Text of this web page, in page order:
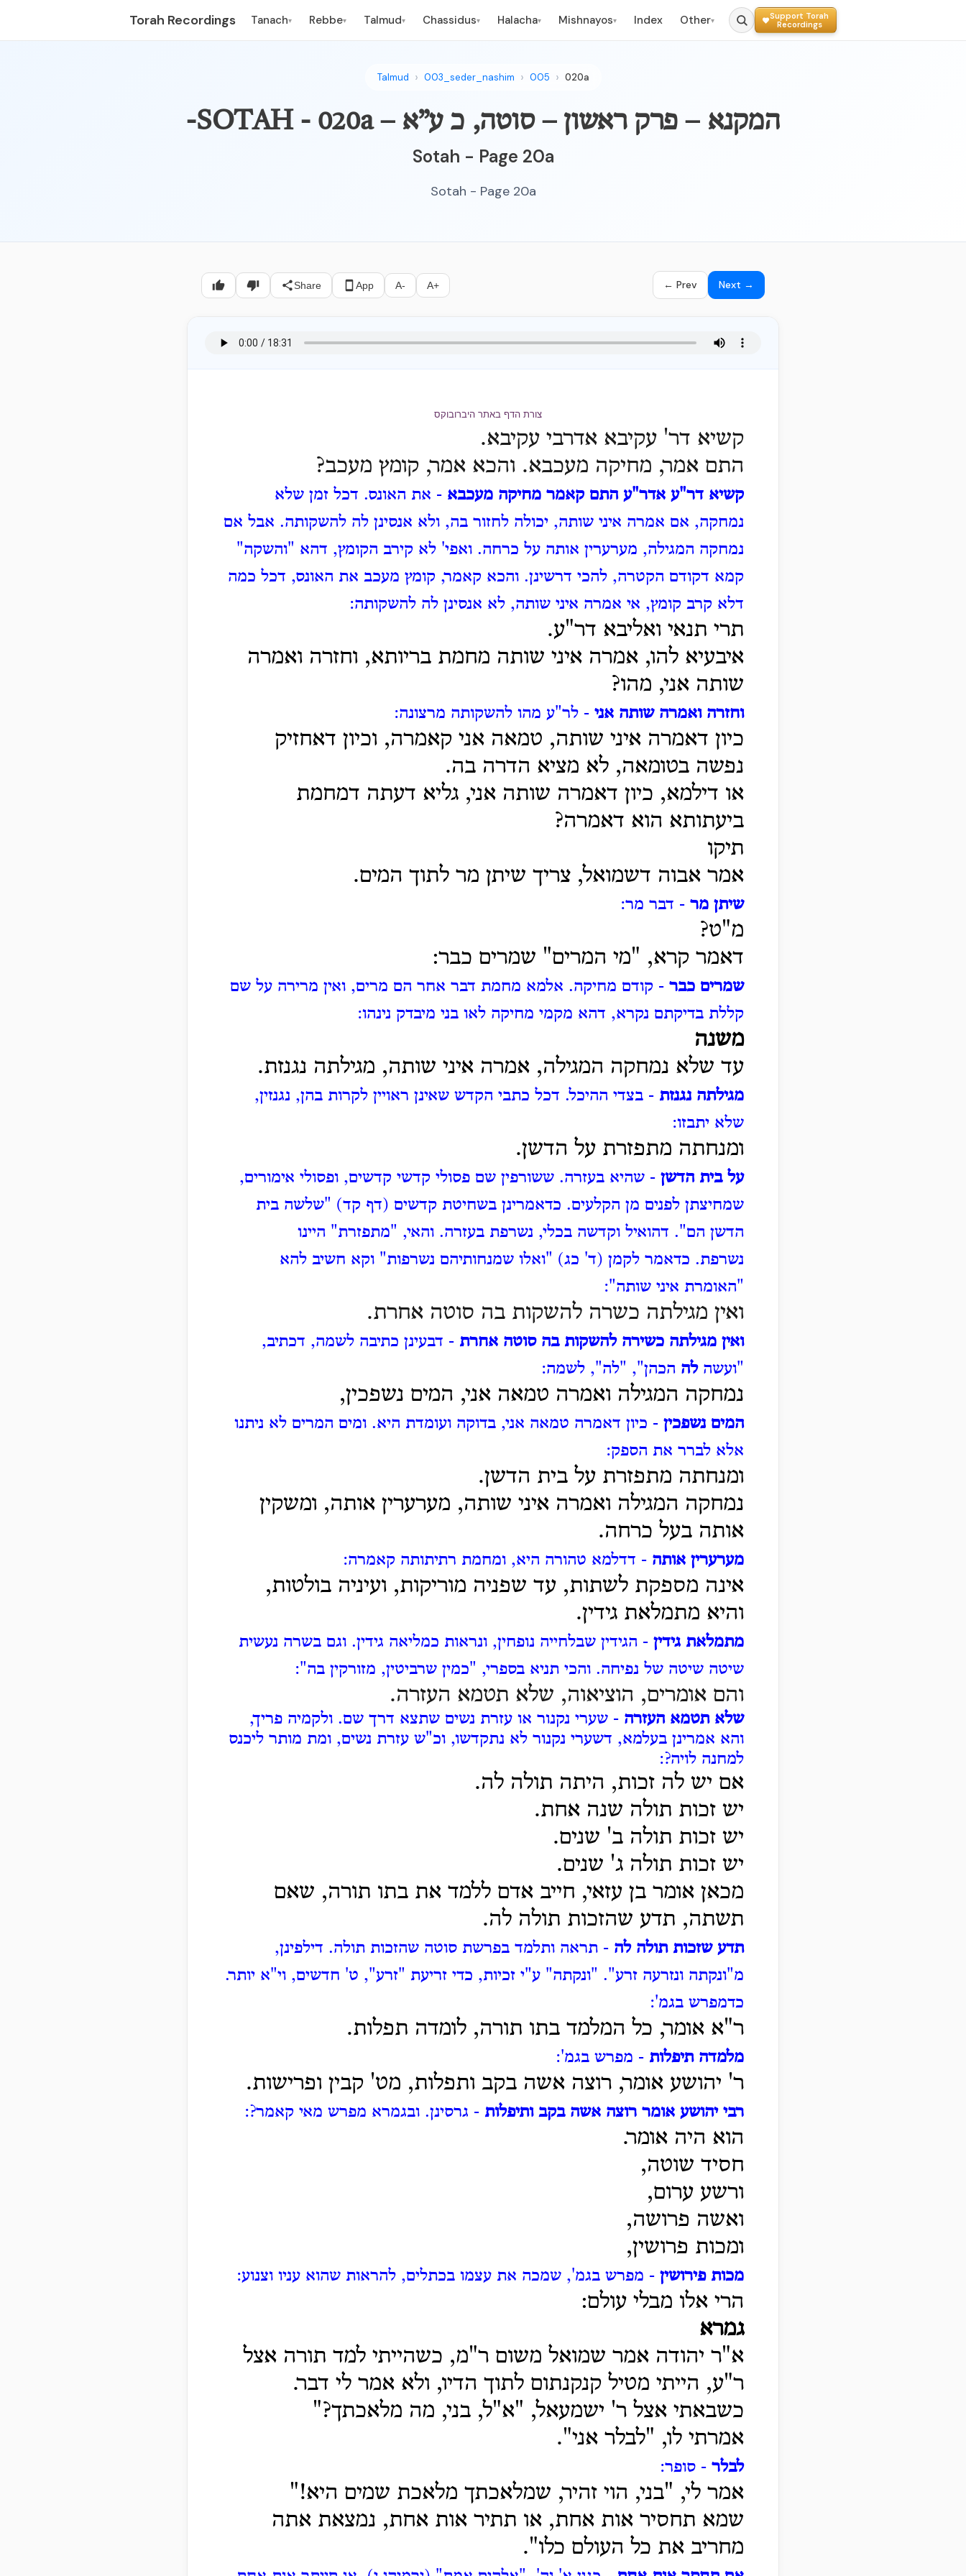
Torah Recordings Tanach▾ Rebbe▾ Talmud▾ Chassidus▾ Halacha▾ Mishnayos▾ Index Other▾
Support Torah
Recordings
Talmud 003_seder_nashim 005 020a
-SOTAH - 020a – המקנא – פרק ראשון – סוטה, כ ע”א
Sotah - Page 20a
Sotah - Page 20a
Share App A- A+ ← Prev Next →
צורת הדף באתר היברובוקס
קשיא דר' עקיבא אדרבי עקיבא.
התם אמר, מחיקה מעכבא. והכא אמר, קומץ מעכב?
קשיא דר"ע אדר"ע התם קאמר מחיקה מעכבא - את האונס. דכל זמן שלא
נמחקה, אם אמרה איני שותה, יכולה לחזור בה, ולא אנסינן לה להשקותה. אבל אם
נמחקה המגילה, מערערין אותה על כרחה. ואפי' לא קירב הקומץ, דהא "והשקה"
קמא דקודם הקטרה, להכי דרשינן. והכא קאמר, קומץ מעכב את האונס, דכל כמה
דלא קרב קומץ, אי אמרה איני שותה, לא אנסינן לה להשקותה:
תרי תנאי ואליבא דר"ע.
איבעיא להו, אמרה איני שותה מחמת בריותא, וחזרה ואמרה
שותה אני, מהו?
וחזרה ואמרה שותה אני - לר"ע מהו להשקותה מרצונה:
כיון דאמרה איני שותה, טמאה אני קאמרה, וכיון דאחזיק
נפשה בטומאה, לא מציא הדרה בה.
או דילמא, כיון דאמרה שותה אני, גליא דעתה דמחמת
ביעתותא הוא דאמרה?
תיקו
אמר אבוה דשמואל, צריך שיתן מר לתוך המים.
שיתן מר - דבר מר:
מ"ט?
דאמר קרא, "מי המרים" שמרים כבר:
שמרים כבר - קודם מחיקה. אלמא מחמת דבר אחר הם מרים, ואין מרירה על שם
קללת בדיקתם נקרא, דהא מקמי מחיקה לאו בני מיבדק נינהו:
משנה
עד שלא נמחקה המגילה, אמרה איני שותה, מגילתה נגנזת.
מגילתה נגנזת - בצדי ההיכל. דכל כתבי הקדש שאינן ראויין לקרות בהן, נגנזין,
שלא יתבזו:
ומנחתה מתפזרת על הדשן.
על בית הדשן - שהיא בעזרה. ששורפין שם פסולי קדשי קדשים, ופסולי אימורים,
שמחיצתן לפנים מן הקלעים. כדאמרינן בשחיטת קדשים (דף קד) "שלשה בית
הדשן הם". דהואיל וקדשה בכלי, נשרפת בעזרה. והאי, "מתפזרת" היינו
נשרפת. כדאמר לקמן (ד' כג) "ואלו שמנחותיהם נשרפות" וקא חשיב להא
"האומרת איני שותה":
ואין מגילתה כשרה להשקות בה סוטה אחרת.
ואין מגילתה כשירה להשקות בה סוטה אחרת - דבעינן כתיבה לשמה, דכתיב,
"ועשהלה הכהן", "לה", לשמה:
נמחקה המגילה ואמרה טמאה אני, המים נשפכין,
המים נשפכין - כיון דאמרה טמאה אני, בדוקה ועומדת היא. ומים המרים לא ניתנו
אלא לברר את הספק:
ומנחתה מתפזרת על בית הדשן.
נמחקה המגילה ואמרה איני שותה, מערערין אותה, ומשקין
אותה בעל כרחה.
מערערין אותה - דדלמא טהורה היא, ומחמת רתיתותה קאמרה:
אינה מספקת לשתות, עד שפניה מוריקות, ועיניה בולטות,
והיא מתמלאת גידין.
מתמלאת גידין - הגידין שבלחייה נופחין, ונראות כמליאה גידין. וגם בשרה נעשית
שיטה שיטה של נפיחה. והכי תניא בספרי, "כמין שרביטין, מזורקין בה":
והם אומרים, הוציאוה, שלא תטמא העזרה.
שלא תטמא העזרה - שערי נקנור או עזרת נשים שתצא דרך שם. ולקמיה פריך,
והא אמרינן בעלמא, דשערי נקנור לא נתקדשו, וכ"ש עזרת נשים, ומת מותר ליכנס
למחנה לויה?:
אם יש לה זכות, היתה תולה לה.
יש זכות תולה שנה אחת.
יש זכות תולה ב' שנים.
יש זכות תולה ג' שנים.
מכאן אומר בן עזאי, חייב אדם ללמד את בתו תורה, שאם
תשתה, תדע שהזכות תולה לה.
תדע שזכות תולה לה - תראה ותלמד בפרשת סוטה שהזכות תולה. דילפינן,
מ"ונקתה ונזרעה זרע". "ונקתה" ע"י זכיות, כדי זריעת "זרע", ט' חדשים, וי"א יותר.
כדמפרש בגמ':
ר"א אומר, כל המלמד בתו תורה, לומדה תפלות.
מלמדה תיפלות - מפרש בגמ':
ר' יהושע אומר, רוצה אשה בקב ותפלות, מט' קבין ופרישות.
רבי יהושע אומר רוצה אשה בקב ותיפלות - גרסינן. ובגמרא מפרש מאי קאמר?:
הוא היה אומר.
חסיד שוטה,
ורשע ערום,
ואשה פרושה,
ומכות פרושין,
מכות פירושין - מפרש בגמ', שמכה את עצמו בכתלים, להראות שהוא עניו וצנוע:
הרי אלו מבלי עולם:
גמרא
א"ר יהודה אמר שמואל משום ר"מ, כשהייתי למד תורה אצל
ר"ע, הייתי מטיל קנקנתום לתוך הדיו, ולא אמר לי דבר.
כשבאתי אצל ר' ישמעאל, "א"ל, בני, מה מלאכתך?"
אמרתי לו, "לבלר אני".
לבלר - סופר:
אמר לי, "בני, הוי זהיר, שמלאכתך מלאכת שמים היא!"
שמא תחסיר אות אחת, או תתיר אות אחת, נמצאת אתה
מחריב את כל העולם כלו".